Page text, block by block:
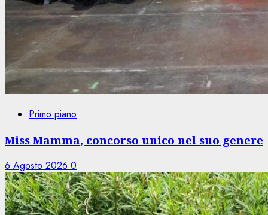
Primo piano
Miss Mamma, concorso unico nel suo genere
6 Agosto 2026 0